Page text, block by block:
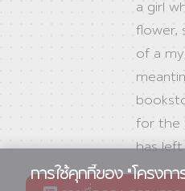
a girl
flower,
of a
for the
has
การใช้คุกกี้ของ "โครงก